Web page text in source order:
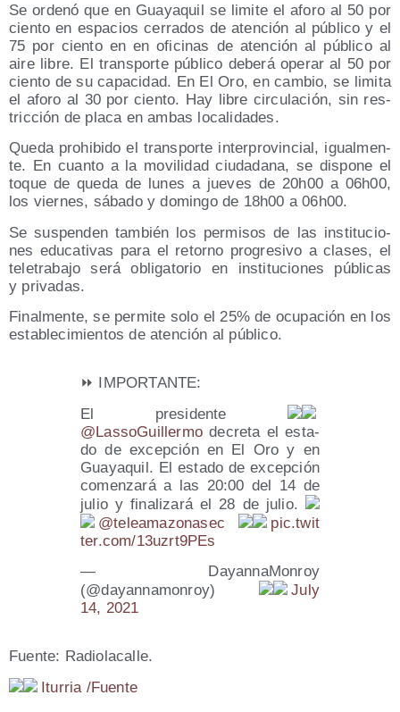
Se orde­nó que en Gua­ya­quil se limi­te el afo­ro al 50 por
cien­to en espa­cios cerra­dos de aten­ción al públi­co y el
75 por cien­to en en ofi­ci­nas de aten­ción al públi­co al
aire libre. El trans­por­te públi­co debe­rá ope­rar al 50 por
cien­to de su capa­ci­dad. En El Oro, en cam­bio, se limi­ta
el afo­ro al 30 por cien­to. Hay libre cir­cu­la­ción, sin res­
tric­ción de pla­ca en ambas localidades.
Que­da prohi­bi­do el trans­por­te inter­pro­vin­cial, igual­men­
te. En cuan­to a la movi­li­dad ciu­da­da­na, se dis­po­ne el
toque de que­da de lunes a jue­ves de 20h00 a 06h00,
los vier­nes, sába­do y domin­go de 18h00 a 06h00.
Se sus­pen­den tam­bién los per­mi­sos de las ins­ti­tu­cio­
nes edu­ca­ti­vas para el retorno pro­gre­si­vo a cla­ses, el
tele­tra­ba­jo será obli­ga­to­rio en ins­ti­tu­cio­nes públi­cas
y privadas.
Final­men­te, se per­mi­te solo el 25% de ocu­pa­ción en los
esta­ble­ci­mien­tos de aten­ción al público.
⏩ IMPORTANTE:
El pre­si­den­te
@LassoGuillermo decre­ta el esta­
do de excep­ción en El Oro y en
Gua­ya­quil. El esta­do de excep­ción
comen­za­rá a las 20:00 del 14 de
julio y fina­li­za­rá el 28 de julio.
@teleamazonasec
pic​.twit​
ter​.com/​1​3​u​z​r​t​9​PEs
— Dayan­na­Mon­roy
(@dayannamonroy)
July
14, 2021
Fuen­te: Radiolacalle.
Itu­rria /​Fuen­te